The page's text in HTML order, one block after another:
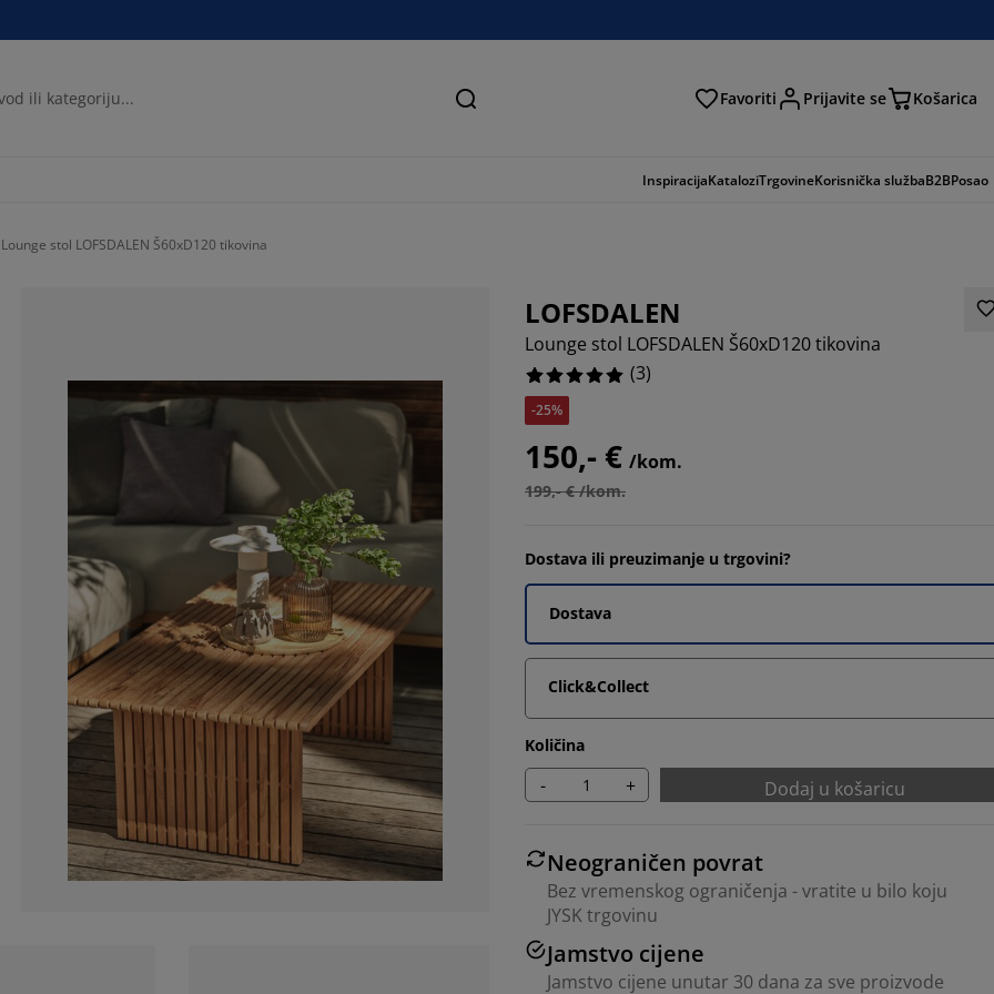
Pretraga Favoriti Prijavite se Košarica
InspiracijaKataloziTrgovineKorisnička službaB2BPosao
Lounge stol LOFSDALEN Š60xD120 tikovina
LOFSDALEN
Lounge stol LOFSDALEN Š60xD120 tikovina
(3)
-25%
150,- € /kom.
199,- € /kom.
Dostava ili preuzimanje u trgovini?
Dostava
Click&Collect
Količina
- + Dodaj u košaricu
Neograničen povrat
Bez vremenskog ograničenja - vratite u bilo koju
JYSK trgovinu
Jamstvo cijene
Jamstvo cijene unutar 30 dana za sve proizvode